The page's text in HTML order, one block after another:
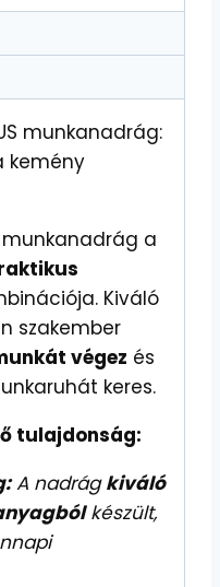
munkanadrág:
kemény
munkanadrág a
Kiváló
szakember
végez és
keres.
tulajdonság:
A nadrágkiváló
készült,